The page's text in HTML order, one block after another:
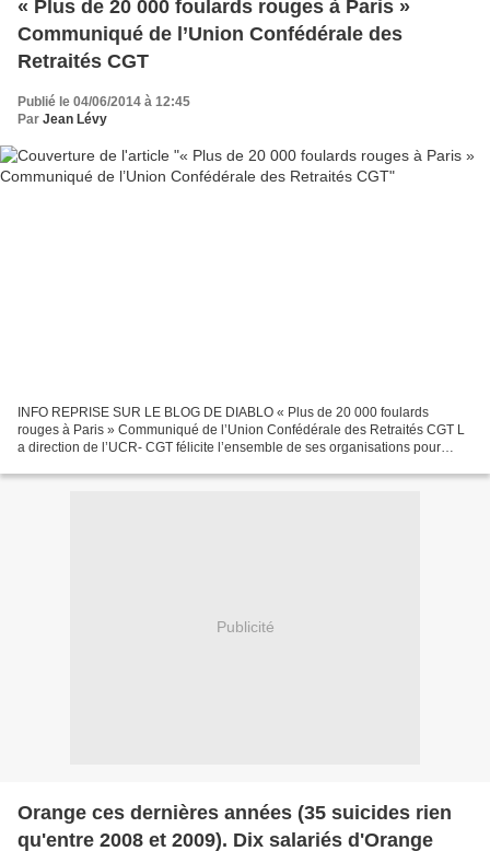
« Plus de 20 000 foulards rouges à Paris »
Communiqué de l’Union Confédérale des
Retraités CGT
Publié le 04/06/2014 à 12:45
Par Jean Lévy
INFO REPRISE SUR LE BLOG DE DIABLO « Plus de 20 000 foulards
rouges à Paris » Communiqué de l’Union Confédérale des Retraités CGT L
a direction de l’UCR- CGT félicite l’ensemble de ses organisations pour
Publicité
Orange ces dernières années (35 suicides rien
qu'entre 2008 et 2009). Dix salariés d'Orange